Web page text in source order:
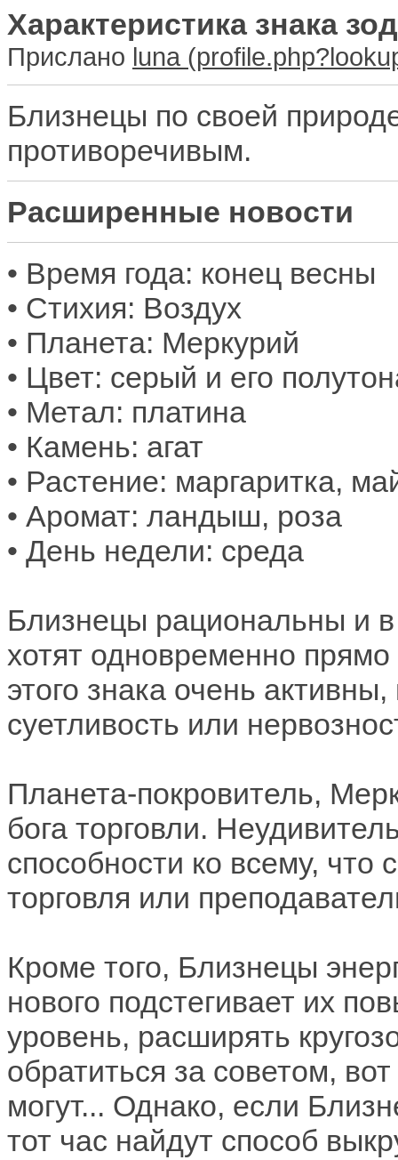
Характеристика знака
Прислано luna
Близнецы по своей
противоречивым.
Расширенные новости
• Время года: конец весны
• Стихия: Воздух
• Планета: Меркурий
• Цвет: серый и его
• Метал: платина
• Камень: агат
• Растение: маргаритка,
• Аромат: ландыш, роза
• День недели: среда
Близнецы рациональны и
хотят одновременно
этого знака очень
суетливость или
Планета-покровитель,
бога торговли.
способности ко всему,
торговля или
Кроме того, Близнецы
нового подстегивает их
уровень, расширять
обратиться за советом,
могут... Однако, если
тот час найдут способ